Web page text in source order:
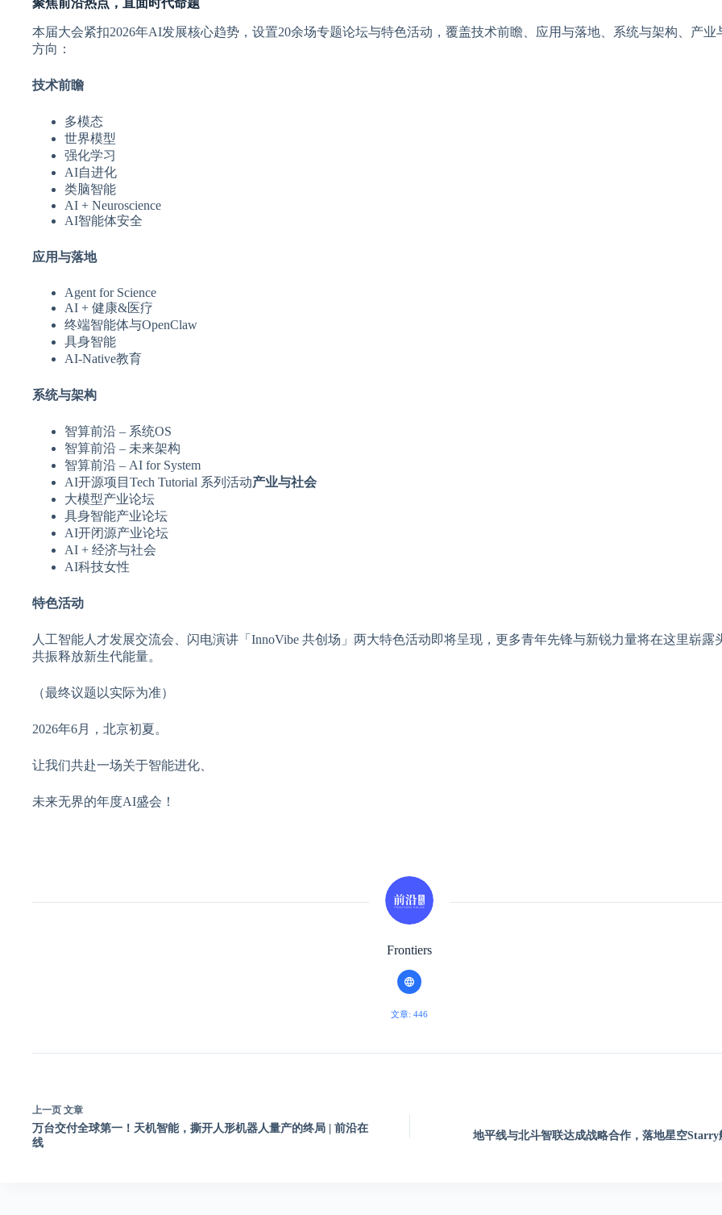
聚焦前沿热点，直面时代命题
本届大会紧扣2026年AI发展核心趋势，设置20余场专题论坛与特色活动，覆盖技术前瞻、应用与落地、系统与架构、产业
方向：
技术前瞻
多模态
世界模型
强化学习
AI自进化
类脑智能
AI + Neuroscience
AI智能体安全
应用与落地
Agent for Science
AI + 健康&医疗
终端智能体与OpenClaw
具身智能
AI-Native教育
系统与架构
智算前沿 – 系统OS
智算前沿 – 未来架构
智算前沿 – AI for System
AI开源项目Tech Tutorial 系列活动产业与社会
大模型产业论坛
具身智能产业论坛
AI开闭源产业论坛
AI + 经济与社会
AI科技女性
特色活动
人工智能人才发展交流会、闪电演讲「InnoVibe 共创场」两大特色活动即将呈现，更多青年先锋与新锐力量将在这里崭露
共振释放新生代能量。
（最终议题以实际为准）
2026年6月，北京初夏。
让我们共赴一场关于智能进化、
未来无界的年度AI盛会！
Frontiers
文章: 446
上一页 文章
万台交付全球第一！天机智能，撕开人形机器人量产的终局 | 前沿在
线
地平线与北斗智联达成战略合作，落地星空Starry